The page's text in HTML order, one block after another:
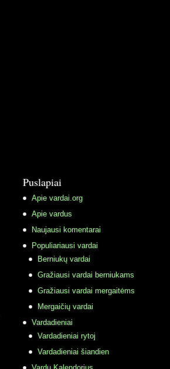
Puslapiai
Apie vardai.org
Apie vardus
Naujausi komentarai
Populiariausi vardai
Berniukų vardai
Gražiausi vardai berniukams
Gražiausi vardai mergaitėms
Mergaičių vardai
Vardadieniai
Vardadieniai rytoj
Vardadieniai šiandien